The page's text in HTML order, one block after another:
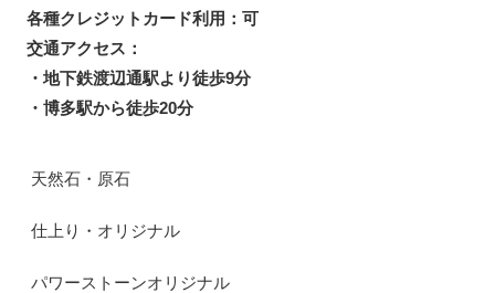
各種クレジットカード利用：可
交通アクセス：
・地下鉄渡辺通駅より徒歩9分
・博多駅から徒歩20分
天然石・原石
仕上り・オリジナル
パワーストーンオリジナル